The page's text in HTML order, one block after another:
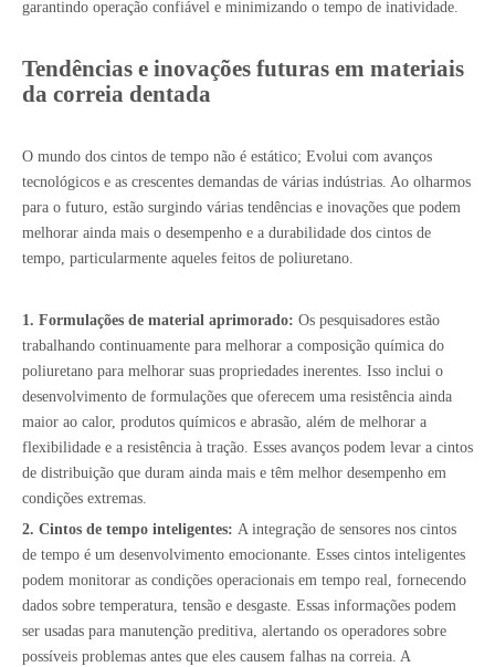
garantindo operação confiável e minimizando o tempo de inatividade.
Tendências e inovações futuras em materiais
da correia dentada
O mundo dos cintos de tempo não é estático; Evolui com avanços
tecnológicos e as crescentes demandas de várias indústrias. Ao olharmos
para o futuro, estão surgindo várias tendências e inovações que podem
melhorar ainda mais o desempenho e a durabilidade dos cintos de
tempo, particularmente aqueles feitos de poliuretano.
1. Formulações de material aprimorado: Os pesquisadores estão
trabalhando continuamente para melhorar a composição química do
poliuretano para melhorar suas propriedades inerentes. Isso inclui o
desenvolvimento de formulações que oferecem uma resistência ainda
maior ao calor, produtos químicos e abrasão, além de melhorar a
flexibilidade e a resistência à tração. Esses avanços podem levar a cintos
de distribuição que duram ainda mais e têm melhor desempenho em
condições extremas.
2. Cintos de tempo inteligentes: A integração de sensores nos cintos
de tempo é um desenvolvimento emocionante. Esses cintos inteligentes
podem monitorar as condições operacionais em tempo real, fornecendo
dados sobre temperatura, tensão e desgaste. Essas informações podem
ser usadas para manutenção preditiva, alertando os operadores sobre
possíveis problemas antes que eles causem falhas na correia. A